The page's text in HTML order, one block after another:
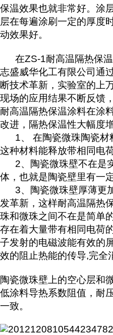
保温效果也就非常好。涂
层在每遍涂刷一定的厚度
动效果好。
在ZS-1耐高温隔热保温
志盛威华化工有限公司通
断技术革新，实验室的上
现场的应用结果不断反馈
耐高温隔热保温涂料在涂
改进，隔热保温性大幅度
1、 在陶瓷微珠陶瓷材
这种材料能释放带相同电
2、陶瓷微珠壁不在是
体，也就是陶瓷壁里有一
3、陶瓷微珠壁厚薄更
发革新，这样耐高温隔热
珠和微珠之间不在是简单
存在着大量带有相同电荷
子发射的电磁波能有效的
效的阻止热能的传导,完全
陶瓷微珠壁上的空心层和
低涂料导热系数阻值，耐
一致。